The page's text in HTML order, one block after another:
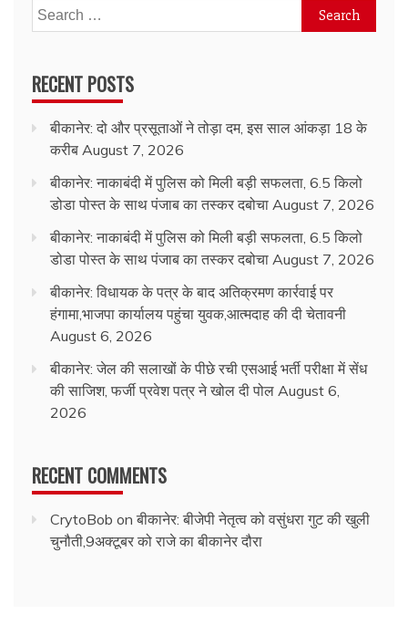
Search
for:
RECENT POSTS
बीकानेर: दो और प्रसूताओं ने तोड़ा दम, इस साल आंकड़ा 18 के
करीब August 7, 2026
बीकानेर: नाकाबंदी में पुलिस को मिली बड़ी सफलता, 6.5 किलो
डोडा पोस्त के साथ पंजाब का तस्कर दबोचा August 7, 2026
बीकानेर: नाकाबंदी में पुलिस को मिली बड़ी सफलता, 6.5 किलो
डोडा पोस्त के साथ पंजाब का तस्कर दबोचा August 7, 2026
बीकानेर: विधायक के पत्र के बाद अतिक्रमण कार्रवाई पर
हंगामा,भाजपा कार्यालय पहुंचा युवक,आत्मदाह की दी चेतावनी
August 6, 2026
बीकानेर: जेल की सलाखों के पीछे रची एसआई भर्ती परीक्षा में सेंध
की साजिश, फर्जी प्रवेश पत्र ने खोल दी पोल August 6,
2026
RECENT COMMENTS
CrytoBob onबीकानेर: बीजेपी नेतृत्व को वसुंधरा गुट की खुली
चुनौती,9अक्टूबर को राजे का बीकानेर दौरा